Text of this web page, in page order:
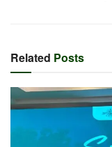
Related Posts